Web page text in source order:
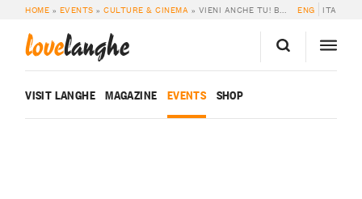
HOME » EVENTS »CULTURE & CINEMA » VIENI ANCHE TU! BIBLIOTECA CIVICA ENG ITA
lovelanghe
VISIT LANGHE MAGAZINE EVENTS SHOP